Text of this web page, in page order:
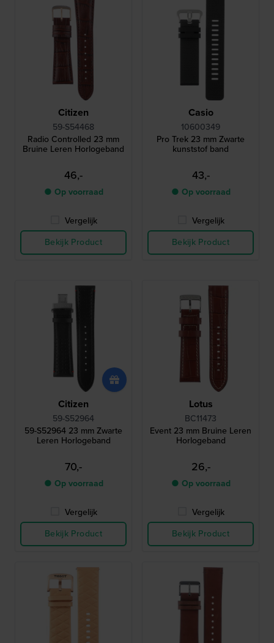
Citizen
59-S54468
Radio Controlled 23 mm
Bruine Leren Horlogeband
46,-
● Op voorraad
Vergelijk
Bekijk Product
Casio
10600349
Pro Trek 23 mm Zwarte
kunststof band
43,-
● Op voorraad
Vergelijk
Bekijk Product
Citizen
59-S52964
59-S52964 23 mm Zwarte
Leren Horlogeband
70,-
● Op voorraad
Vergelijk
Bekijk Product
Lotus
BC11473
Event 23 mm Bruine Leren
Horlogeband
26,-
● Op voorraad
Vergelijk
Bekijk Product